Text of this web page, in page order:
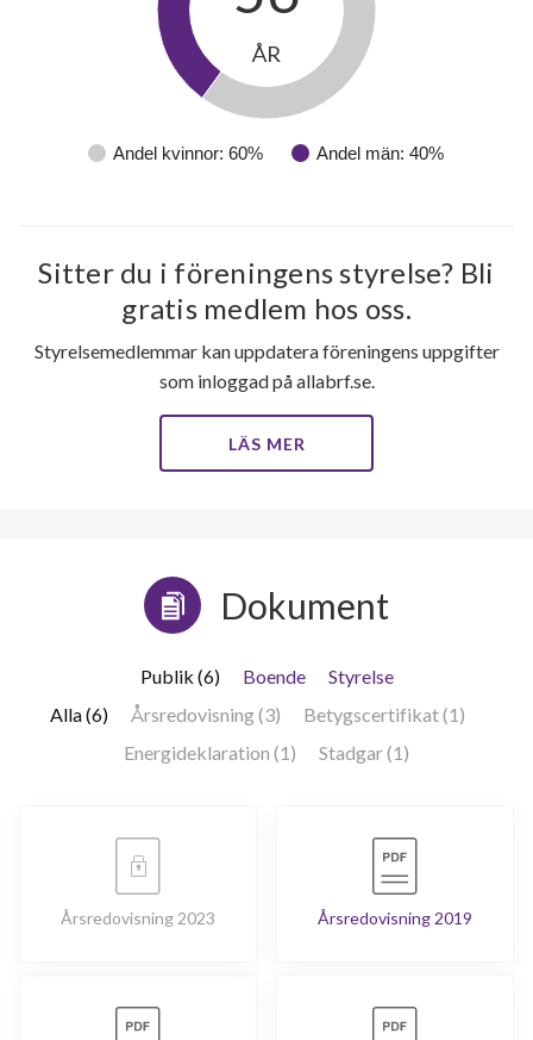
Andel kvinnor: 60% Andel män: 40%
ÅR
Sitter du i föreningens styrelse? Bli
gratis medlem hos oss.
Styrelsemedlemmar kan uppdatera föreningens uppgifter
som inloggad på allabrf.se.
LÄS MER
Dokument
Publik (6) Boende
Styrelse
Alla (6)
Årsredovisning (3)
Betygscertifikat (1)
Energideklaration (1)
Stadgar (1)
Årsredovisning 2023 Årsredovisning 2019